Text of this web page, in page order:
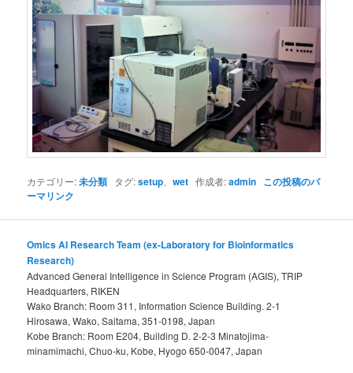
カテゴリー:未分類 タグ:setup 、wet 作成者:admin この投稿のパ
ーマリンク
Omics AI Research Team (ex-Laboratory for Bioinformatics
Research)
Advanced General Intelligence in Science Program (AGIS), TRIP
Headquarters, RIKEN
Wako Branch: Room 311, Information Science Building. 2-1
Hirosawa, Wako, Saitama, 351-0198, Japan
Kobe Branch: Room E204, Building D. 2-2-3 Minatojima-
minamimachi, Chuo-ku, Kobe, Hyogo 650-0047, Japan